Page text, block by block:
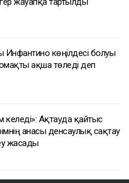
ақша төледі деп
анасы денсаулық сақтау
жасады